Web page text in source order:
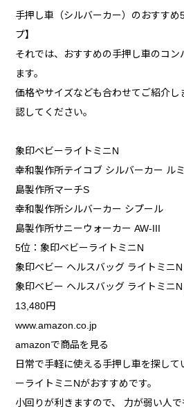
手押し車（シルバーカー）のおすすめ
プ】
それでは、おすすめの手押し車のコン
ます。
価格やサイズなども合わせてご紹介し
認してください。
象印ベビーライトミニN
幸和製作所テイコブ シルバーカー ル
島製作所マーチS
幸和製作所シルバーカー シプール
島製作所サニーウォーカー AW-III
5位：象印ベビーライトミニN
象印ベビー ヘルスバッグ ライトミニ
象印ベビー ヘルスバッグ ライトミニ
13,480円
www.amazon.co.jp
amazonで商品を見る
日常で手軽に使える手押し車を探し
ーライトミニNがおすすめです。
小回りが利きますので、 力が弱い人で